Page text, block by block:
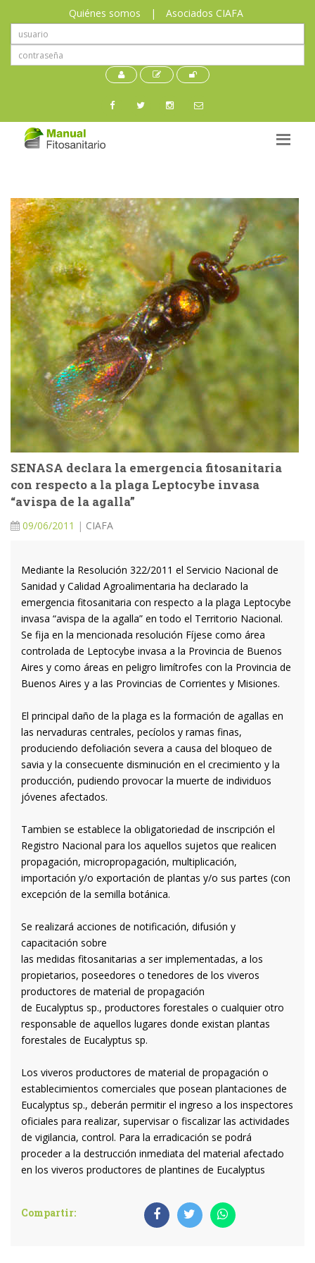
Quiénes somos | Asociados CIAFA
SENASA declara la emergencia fitosanitaria
con respecto a la plaga Leptocybe invasa
“avispa de la agalla”
09/06/2011 | CIAFA
Mediante la Resolución 322/2011 el Servicio Nacional de
Sanidad y Calidad Agroalimentaria ha declarado la
emergencia fitosanitaria con respecto a la plaga Leptocybe
invasa “avispa de la agalla” en todo el Territorio Nacional.
Se fija en la mencionada resolución Fíjese como área
controlada de Leptocybe invasa a la Provincia de Buenos
Aires y como áreas en peligro limítrofes con la Provincia de
Buenos Aires y a las Provincias de Corrientes y Misiones.
El principal daño de la plaga es la formación de agallas en
las nervaduras centrales, pecíolos y ramas finas,
produciendo defoliación severa a causa del bloqueo de
savia y la consecuente disminución en el crecimiento y la
producción, pudiendo provocar la muerte de individuos
jóvenes afectados.
Tambien se establece la obligatoriedad de inscripción el
Registro Nacional para los aquellos sujetos que realicen
propagación, micropropagación, multiplicación,
importación y/o exportación de plantas y/o sus partes (con
excepción de la semilla botánica.
Se realizará acciones de notificación, difusión y
capacitación sobre
las medidas fitosanitarias a ser implementadas, a los
propietarios, poseedores o tenedores de los viveros
productores de material de propagación
de Eucalyptus sp., productores forestales o cualquier otro
responsable de aquellos lugares donde existan plantas
forestales de Eucalyptus sp.
Los viveros productores de material de propagación o
establecimientos comerciales que posean plantaciones de
Eucalyptus sp., deberán permitir el ingreso a los inspectores
oficiales para realizar, supervisar o fiscalizar las actividades
de vigilancia, control. Para la erradicación se podrá
proceder a la destrucción inmediata del material afectado
en los viveros productores de plantines de Eucalyptus
Compartir: